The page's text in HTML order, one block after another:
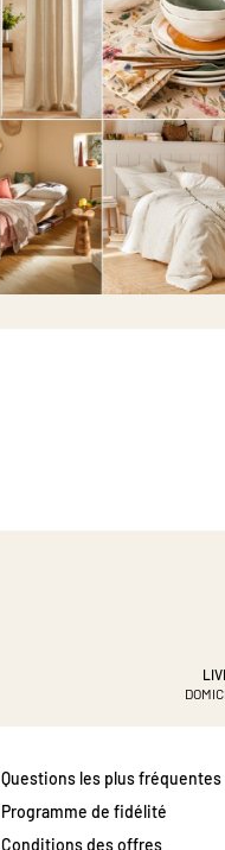
Questions les plus fréquentes
Programme de fidélité
Conditions des offres